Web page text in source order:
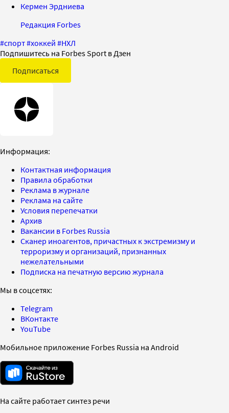
Кермен Эрдниева
Редакция Forbes
#спорт#хоккей #НХЛ
Подпишитесь на Forbes Sport в Дзен
Подписаться
Информация:
Контактная информация
Правила обработки
Реклама в журнале
Реклама на сайте
Условия перепечатки
Архив
Вакансии в Forbes Russia
Сканер иноагентов, причастных к экстремизму и
терроризму и организаций, признанных
нежелательными
Подписка на печатную версию журнала
Мы в соцсетях:
Telegram
ВКонтакте
YouTube
Мобильное приложение Forbes Russia на Android
На сайте работает синтез речи